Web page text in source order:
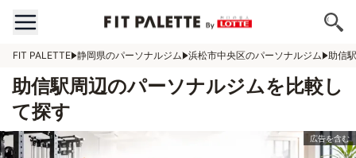
FIT PALETTE 静岡県のパーソナルジム 浜松市中央区のパーソナルジム 助信
助信駅周辺のパーソナルジムを比較し
て探す